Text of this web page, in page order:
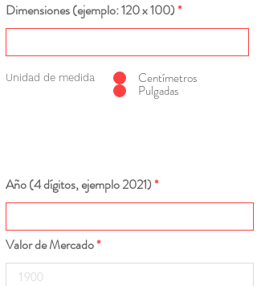
Dimensiones (ejemplo: 120 x 100)
Unidad de medida Centímetros
Pulgadas
Año (4 dígitos, ejemplo 2021)
Valor de Mercado